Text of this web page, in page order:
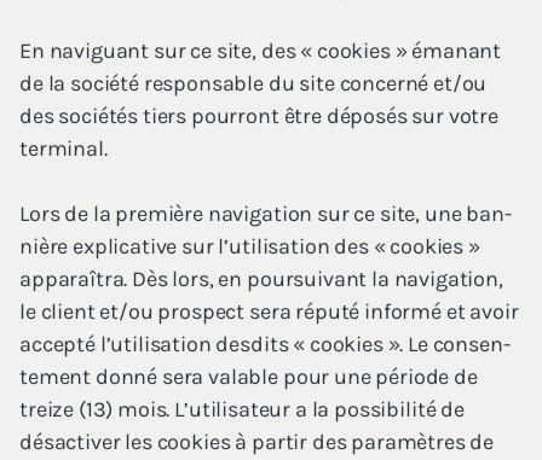
En navi­guant sur ce site, des « cookies » éma­nant
de la socié­té res­pon­sable du site concer­né et/​ou
des socié­tés tiers pour­ront être dépo­sés sur votre
terminal.
Lors de la pre­mière navi­ga­tion sur ce site, une ban­
nière expli­ca­tive sur l’utilisation des « cookies »
appa­raî­tra. Dès lors, en pour­sui­vant la navi­ga­tion,
le client et/​ou pros­pect sera répu­té infor­mé et avoir
accep­té l’utilisation des­dits « cookies ». Le consen­
te­ment don­né sera valable pour une période de
treize (13) mois. L’u­ti­li­sa­teur a la pos­si­bi­li­té de
désac­ti­ver les cookies à par­tir des para­mètres de